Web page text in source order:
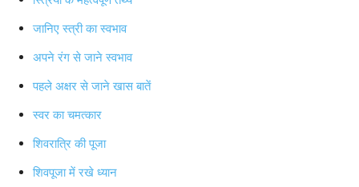
जानिए स्त्री का स्वभाव
अपने रंग से जाने स्वभाव
पहले अक्षर से जाने खास बातें
स्वर का चमत्कार
शिवरात्रि की पूजा
शिवपूजा में रखे ध्यान